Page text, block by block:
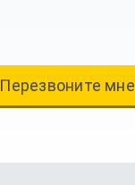
Перезвоните мне